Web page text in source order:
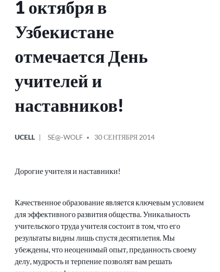
1 октября в
Узбекистане
отмечается День
учителей и
наставников!
В
UCELL
ОТ
SE@-WOLF 30 СЕНТЯБРЯ 2014
Дорогие учителя и наставники!
Качественное образование является ключевым условием
для эффективного развития общества. Уникальность
учительского труда учителя состоит в том, что его
результаты видны лишь спустя десятилетия. Мы
убеждены, что неоценимый опыт, преданность своему
делу, мудрость и терпение позволят вам решать